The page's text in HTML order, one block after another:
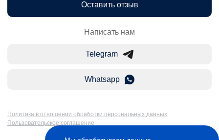
Оставить отзыв
Написать нам
Telegram
Whatsapp
Политика в отношении обработки персональных данных
Пользовательское соглашение